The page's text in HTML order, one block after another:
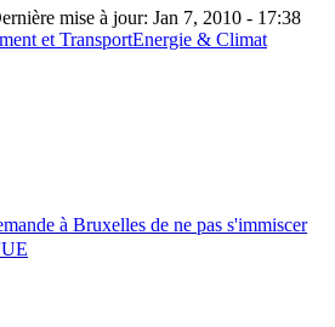
mise à jour: Jan 7, 2010 - 17:38
et TransportEnergie & Climat
à Bruxelles de ne pas s'immiscer